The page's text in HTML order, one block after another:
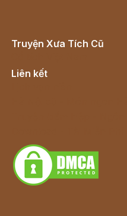
Truyện Xưa Tích Cũ
Liên kết